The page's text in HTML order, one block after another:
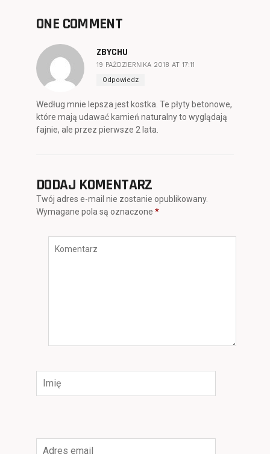
ONE COMMENT
ZBYCHU
19 PAŹDZIERNIKA 2018 AT 17:11
Odpowiedz
Według mnie lepsza jest kostka. Te płyty betonowe,
które mają udawać kamień naturalny to wyglądają
fajnie, ale przez pierwsze 2 lata.
DODAJ KOMENTARZ
Twój adres e-mail nie zostanie opublikowany.
Wymagane pola są oznaczone *